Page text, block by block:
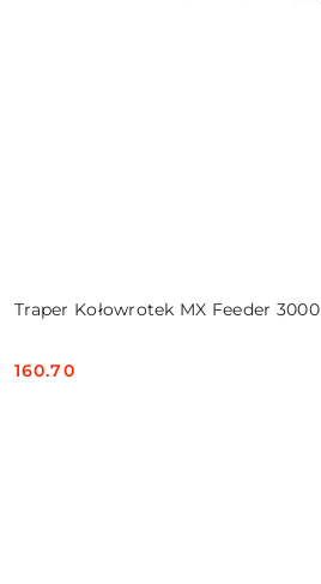
Traper Kołowrotek MX Feeder 3000
Cena:
160.70